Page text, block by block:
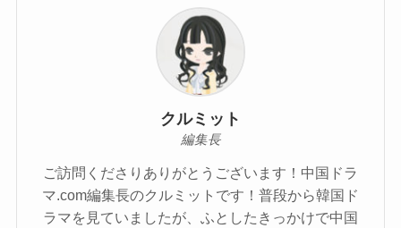
クルミット
編集長
ご訪問くださりありがとうございます！中国ドラ
マ.com編集長のクルミットです！普段から韓国ド
ラマを見ていましたが、ふとしたきっかけで中国